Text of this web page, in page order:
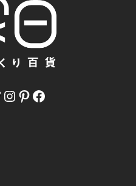
InstagramPinterest Facebook